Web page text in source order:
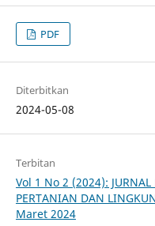
PDF
Diterbitkan
2024-05-08
Terbitan
Vol 1 No 2 (2024):
PERTANIAN DAN
Maret 2024